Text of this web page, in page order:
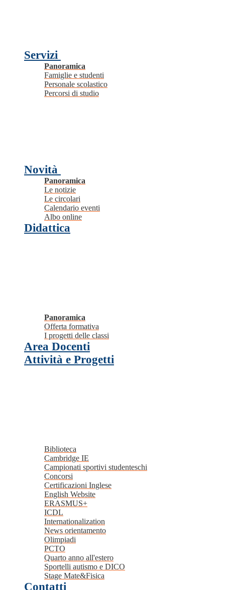
Servizi
Panoramica
Famiglie e studenti
Personale scolastico
Percorsi di studio
Novità
Panoramica
Le notizie
Le circolari
Calendario eventi
Albo online
Didattica
Panoramica
Offerta formativa
I progetti delle classi
Area Docenti
Attività e Progetti
Biblioteca
Cambridge IE
Campionati sportivi studenteschi
Concorsi
Certificazioni Inglese
English Website
ERASMUS+
ICDL
Internationalization
News orientamento
Olimpiadi
PCTO
Quarto anno all'estero
Sportelli autismo e DICO
Stage Mate&Fisica
Contatti